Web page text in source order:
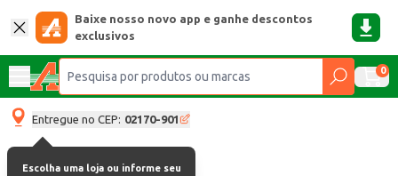
Baixe nosso novo app e ganhe descontos
exclusivos
0
Entregue no CEP: 02170-901
Escolha uma loja ou informe seu